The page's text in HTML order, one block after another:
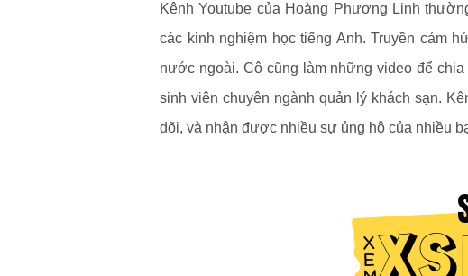
Kênh Youtube của Hoàng Phương Linh
các kinh nghiệm học tiếng Anh. Truyền cảm
nước ngoài. Cô cũng làm những video để
sinh viên chuyên ngành quản lý khách sạn.
dõi, và nhận được nhiều sự ủng hộ của nhiều